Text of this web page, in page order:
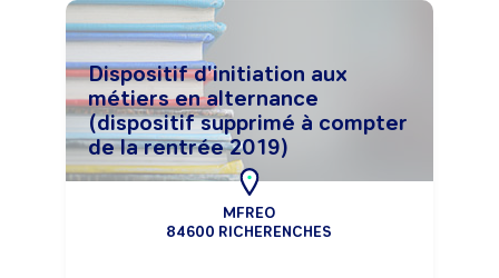
Dispositif d'initiation aux
métiers en alternance
(dispositif supprimé à compter
de la rentrée 2019)
MFREO
84600 RICHERENCHES